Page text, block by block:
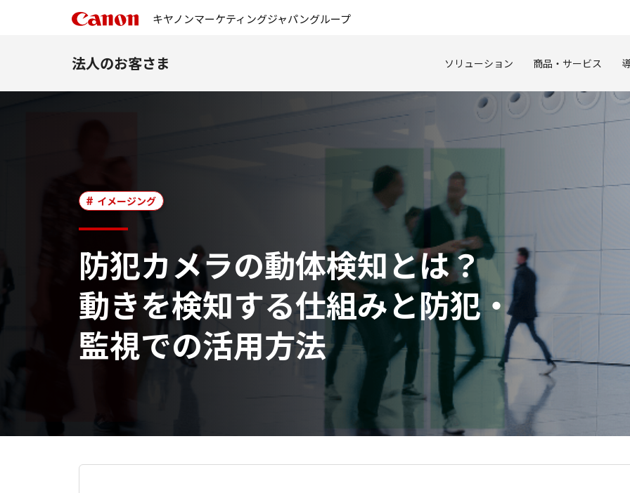
キヤノンマーケティングジャパングループ
法人のお客さま ソリューション 商品・サービス
防犯カメラの動体検知とは？
動きを検知する仕組みと防犯・
監視での活用方法
イメージング